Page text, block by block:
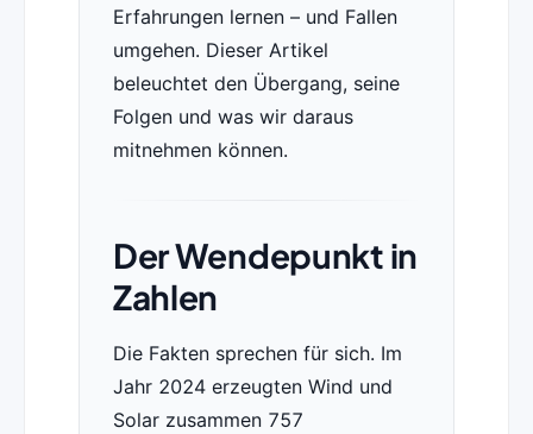
Erfahrungen lernen – und Fallen
umgehen. Dieser Artikel
beleuchtet den Übergang, seine
Folgen und was wir daraus
mitnehmen können.
Der Wendepunkt in
Zahlen
Die Fakten sprechen für sich. Im
Jahr 2024 erzeugten Wind und
Solar zusammen 757